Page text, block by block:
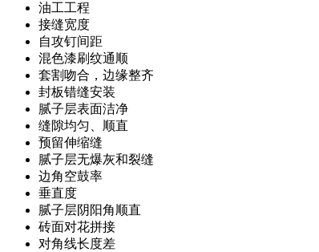
油工工程
接缝宽度
自攻钉间距
混色漆刷纹通顺
套割吻合，边缘整齐
封板错缝安装
腻子层表面洁净
缝隙均匀、顺直
预留伸缩缝
腻子层无爆灰和裂缝
边角空鼓率
垂直度
腻子层阴阳角顺直
砖面对花拼接
对角线长度差